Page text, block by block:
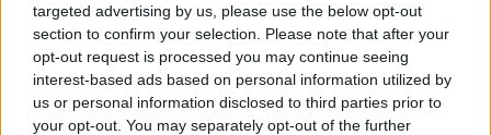
targeted advertising by us, please use the below opt-out
section to confirm your selection. Please note that after your
opt-out request is processed you may continue seeing
interest-based ads based on personal information utilized by
us or personal information disclosed to third parties prior to
your opt-out. You may separately opt-out of the further